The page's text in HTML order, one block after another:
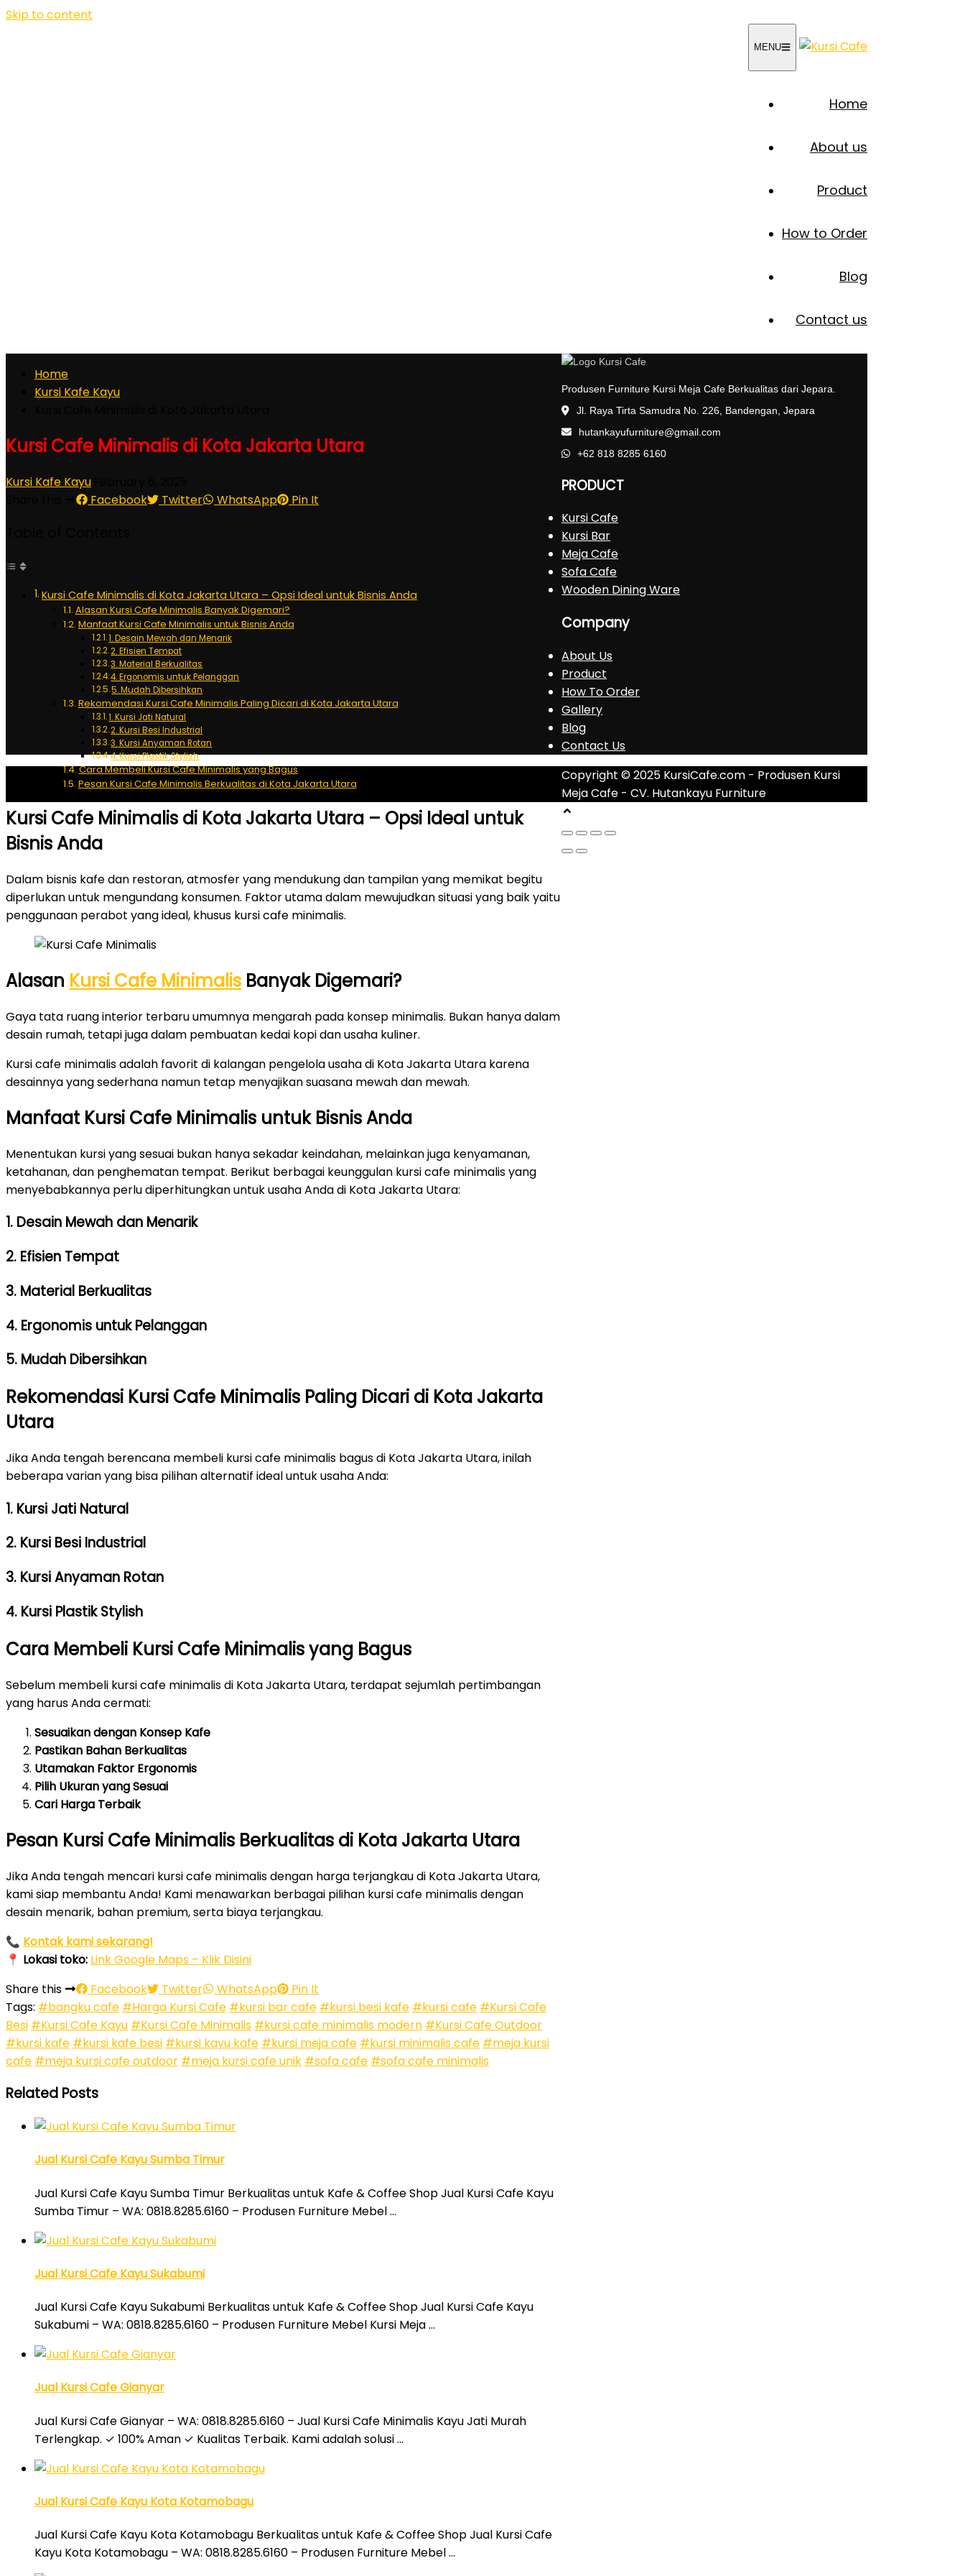
Skip to content
MENU
Home
About us
Product
How to Order
Blog
Contact us
Home
Kursi Kafe Kayu
Kursi Cafe Minimalis di Kota Jakarta Utara
Kursi Kafe Kayu
Facebook Twitter WhatsApp Pin It
Kursi Cafe Minimalis di Kota Jakarta Utara – Opsi Ideal untuk Bisnis Anda
Alasan Kursi Cafe Minimalis Banyak Digemari?
Manfaat Kursi Cafe Minimalis untuk Bisnis Anda
1. Desain Mewah dan Menarik
2. Efisien Tempat
3. Material Berkualitas
4. Ergonomis untuk Pelanggan
5. Mudah Dibersihkan
Rekomendasi Kursi Cafe Minimalis Paling Dicari di Kota Jakarta Utara
1. Kursi Jati Natural
2. Kursi Besi Industrial
3. Kursi Anyaman Rotan
4. Kursi Plastik Stylish
Cara Membeli Kursi Cafe Minimalis yang Bagus
Pesan Kursi Cafe Minimalis Berkualitas di Kota Jakarta Utara
Kursi Cafe Minimalis di Kota Jakarta Utara – Opsi Ideal untuk
Bisnis Anda
Dalam bisnis kafe dan restoran, atmosfer yang mendukung dan tampilan yang memikat begitu
diperlukan untuk mengundang konsumen. Faktor utama dalam mewujudkan situasi yang baik yaitu
penggunaan perabot yang ideal, khusus kursi cafe minimalis.
Alasan Kursi Cafe Minimalis Banyak Digemari?
Gaya tata ruang interior terbaru umumnya mengarah pada konsep minimalis. Bukan hanya dalam
desain rumah, tetapi juga dalam pembuatan kedai kopi dan usaha kuliner.
Kursi cafe minimalis adalah favorit di kalangan pengelola usaha di Kota Jakarta Utara karena
desainnya yang sederhana namun tetap menyajikan suasana mewah dan mewah.
Manfaat Kursi Cafe Minimalis untuk Bisnis Anda
Menentukan kursi yang sesuai bukan hanya sekadar keindahan, melainkan juga kenyamanan,
ketahanan, dan penghematan tempat. Berikut berbagai keunggulan kursi cafe minimalis yang
menyebabkannya perlu diperhitungkan untuk usaha Anda di Kota Jakarta Utara:
1. Desain Mewah dan Menarik
2. Efisien Tempat
3. Material Berkualitas
4. Ergonomis untuk Pelanggan
5. Mudah Dibersihkan
Rekomendasi Kursi Cafe Minimalis Paling Dicari di Kota Jakarta
Utara
Jika Anda tengah berencana membeli kursi cafe minimalis bagus di Kota Jakarta Utara, inilah
beberapa varian yang bisa pilihan alternatif ideal untuk usaha Anda:
1. Kursi Jati Natural
2. Kursi Besi Industrial
3. Kursi Anyaman Rotan
4. Kursi Plastik Stylish
Cara Membeli Kursi Cafe Minimalis yang Bagus
Sebelum membeli kursi cafe minimalis di Kota Jakarta Utara, terdapat sejumlah pertimbangan
yang harus Anda cermati:
Sesuaikan dengan Konsep Kafe
Pastikan Bahan Berkualitas
Utamakan Faktor Ergonomis
Pilih Ukuran yang Sesuai
Cari Harga Terbaik
Pesan Kursi Cafe Minimalis Berkualitas di Kota Jakarta Utara
Jika Anda tengah mencari kursi cafe minimalis dengan harga terjangkau di Kota Jakarta Utara,
kami siap membantu Anda! Kami menawarkan berbagai pilihan kursi cafe minimalis dengan
desain menarik, bahan premium, serta biaya terjangkau.
📞 Kontak kami sekarang!
📍 Lokasi toko: Link Google Maps – Klik Disini
Share this
Facebook Twitter WhatsApp
Pin It
Tags: #bangku cafe #Harga Kursi Cafe #kursi bar cafe #kursi besi kafe #kursi cafe #Kursi Cafe
Besi #Kursi Cafe Kayu #Kursi Cafe Minimalis #kursi cafe minimalis modern #Kursi Cafe Outdoor
#kursi kafe #kursi kafe besi #kursi kayu kafe #kursi meja cafe #kursi minimalis cafe #meja kursi
cafe #meja kursi cafe outdoor #meja kursi cafe unik #sofa cafe #sofa cafe minimalis
Related Posts
Jual Kursi Cafe Kayu Sumba Timur
Jual Kursi Cafe Kayu Sumba Timur Berkualitas untuk Kafe & Coffee Shop Jual Kursi Cafe Kayu
Sumba Timur – WA: 0818.8285.6160 – Produsen Furniture Mebel …
Jual Kursi Cafe Kayu Sukabumi
Jual Kursi Cafe Kayu Sukabumi Berkualitas untuk Kafe & Coffee Shop Jual Kursi Cafe Kayu
Sukabumi – WA: 0818.8285.6160 – Produsen Furniture Mebel Kursi Meja …
Jual Kursi Cafe Gianyar
Jual Kursi Cafe Gianyar – WA: 0818.8285.6160 – Jual Kursi Cafe Minimalis Kayu Jati Murah
Terlengkap. ✓ 100% Aman ✓ Kualitas Terbaik. Kami adalah solusi …
Jual Kursi Cafe Kayu Kota Kotamobagu
Jual Kursi Cafe Kayu Kota Kotamobagu Berkualitas untuk Kafe & Coffee Shop Jual Kursi Cafe
Kayu Kota Kotamobagu – WA: 0818.8285.6160 – Produsen Furniture Mebel …
Produsen Furniture Kursi Meja Cafe Berkualitas dari Jepara.
Jl. Raya Tirta Samudra No. 226, Bandengan, Jepara
hutankayufurniture@gmail.com
+62 818 8285 6160
PRODUCT
Kursi Cafe
Kursi Bar
Meja Cafe
Sofa Cafe
Wooden Dining Ware
Company
About Us
Product
How To Order
Gallery
Blog
Contact Us
Copyright © 2025 KursiCafe.com - Produsen Kursi
Meja Cafe - CV. Hutankayu Furniture